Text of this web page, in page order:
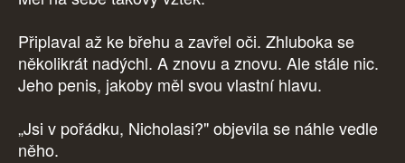
Připlaval až ke břehu a zavřel oči. Zhluboka se
několikrát nadýchl. A znovu a znovu. Ale stále nic.
Jeho penis, jakoby měl svou vlastní hlavu.
„Jsi v pořádku, Nicholasi?" objevila se náhle vedle
něho.